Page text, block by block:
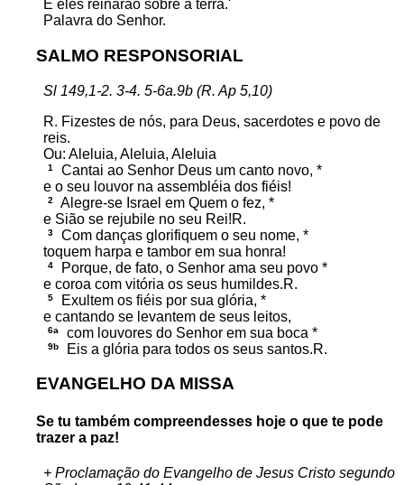
E eles reinarão sobre a terra.'
Palavra do Senhor.
SALMO RESPONSORIAL
Sl 149,1-2. 3-4. 5-6a.9b (R. Ap 5,10)
R. Fizestes de nós, para Deus, sacerdotes e povo de
reis.
Ou: Aleluia, Aleluia, Aleluia
1
Cantai ao Senhor Deus um canto novo, *
e o seu louvor na assembléia dos fiéis!
2
Alegre-se Israel em Quem o fez, *
e Sião se rejubile no seu Rei!R.
3
Com danças glorifiquem o seu nome, *
toquem harpa e tambor em sua honra!
4
Porque, de fato, o Senhor ama seu povo *
e coroa com vitória os seus humildes.R.
5
Exultem os fiéis por sua glória, *
e cantando se levantem de seus leitos,
6a com louvores do Senhor em sua boca *
9b Eis a glória para todos os seus santos.R.
EVANGELHO DA MISSA
Se tu também compreendesses hoje o que te pode
trazer a paz!
+ Proclamação do Evangelho de Jesus Cristo segundo